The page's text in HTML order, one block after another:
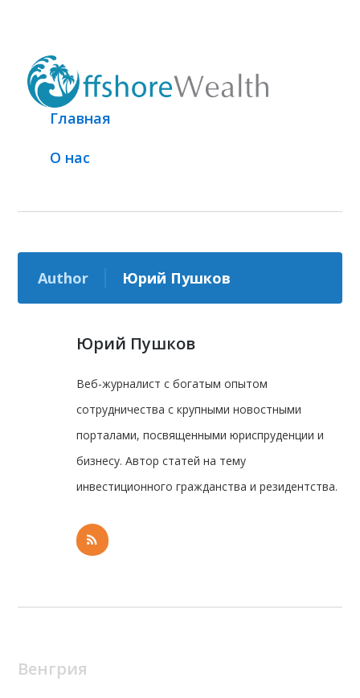
Главная
О нас
Author Юрий Пушков
Юрий Пушков
Веб-журналист с богатым опытом
сотрудничества с крупными новостными
порталами, посвященными юриспруденции и
бизнесу. Автор статей на тему
инвестиционного гражданства и резидентства.
Венгрия